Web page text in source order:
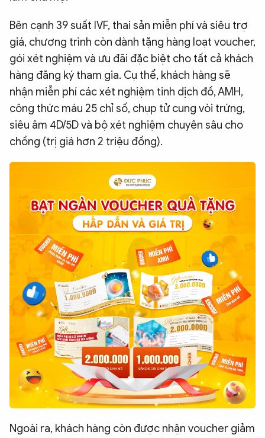
Bên cạnh 39 suất IVF, thai sản miễn phí và siêu trợ
giá, chương trình còn dành tặng hàng loạt voucher,
gói xét nghiệm và ưu đãi đặc biệt cho tất cả khách
hàng đăng ký tham gia. Cụ thể, khách hàng sẽ
nhận miễn phí các xét nghiệm tinh dịch đồ, AMH,
công thức máu 25 chỉ số, chụp tử cung vòi trứng,
siêu âm 4D/5D và bộ xét nghiệm chuyên sâu cho
chồng (trị giá hơn 2 triệu đồng).
Ngoài ra, khách hàng còn được nhận voucher giảm